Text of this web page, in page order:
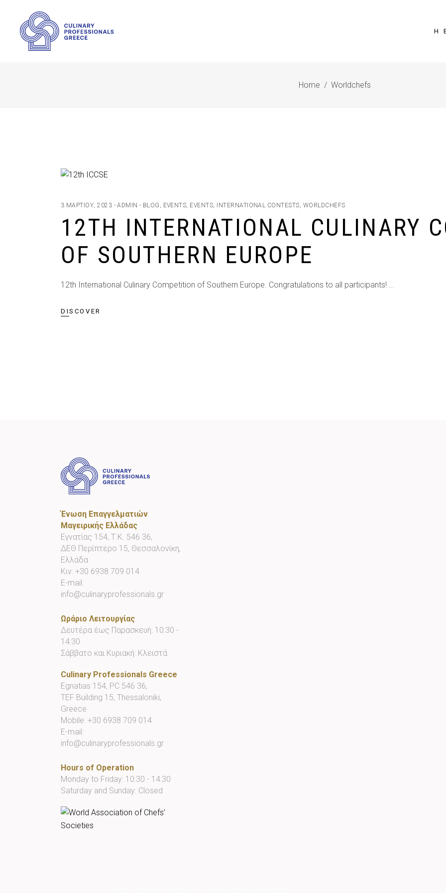
Η
Home / Worldchefs
3 ΜΑΡΤΊΟΥ, 2023 ADMIN BLOG EVENTS EVENTS INTERNATIONAL CONTESTS WORLDCHEFS
12TH INTERNATIONAL CULINARY
OF SOUTHERN EUROPE
12th International Culinary Competition of Southern Europe. Congratulations to all participants!
DISCOVER
Ένωση Επαγγελματιών
Μαγειρικής Ελλάδας
Εγνατίας 154, Τ.Κ. 546 36,
ΔΕΘ Περίπτερο 15, Θεσσαλονίκη,
Ελλάδα
Κιν: +30 6938 709 014
E-mail:
info@culinaryprofessionals.gr
Ωράριο Λειτουργίας
Δευτέρα έως Παρασκευή: 10:30 -
14:30
Σάββατο και Κυριακή: Κλειστά
Culinary Professionals Greece
Egnatias 154, PC 546 36,
TEF Building 15, Thessaloniki,
Greece
Mobile: +30 6938 709 014
E-mail:
info@culinaryprofessionals.gr
Hours of Operation
Monday to Friday: 10:30 - 14:30
Saturday and Sunday: Closed